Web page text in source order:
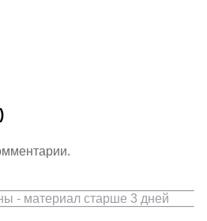
- материал старше 3 дней